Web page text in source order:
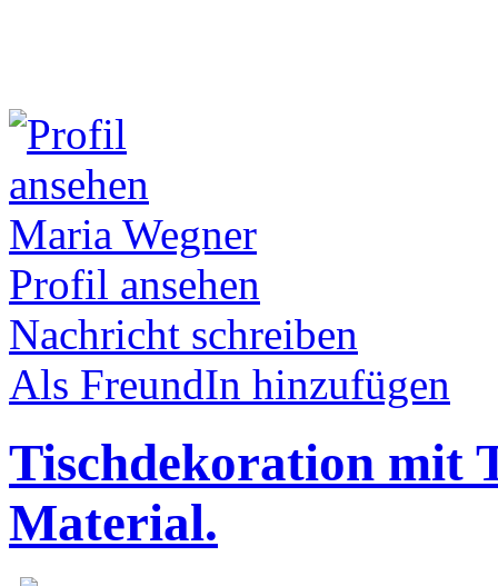
Maria Wegner
Profil ansehen
Nachricht schreiben
Als FreundIn hinzufügen
Tischdekoration mit
Material.